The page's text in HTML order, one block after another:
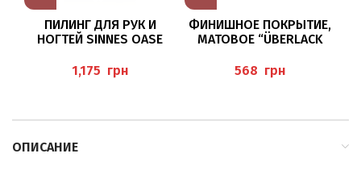
ПИЛИНГ ДЛЯ РУК И
НОГТЕЙ SINNES OASE
грн
ФИНИШНОЕ ПОКРЫТИЕ,
МАТОВОЕ “ÜBERLACK
грн
ОПИСАНИЕ